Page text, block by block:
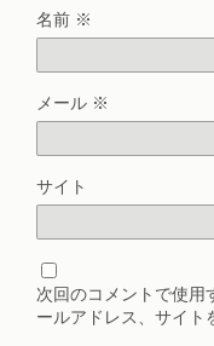
名前 ※
メール ※
サイト
次回のコメントで使用
ールアドレス、サイト